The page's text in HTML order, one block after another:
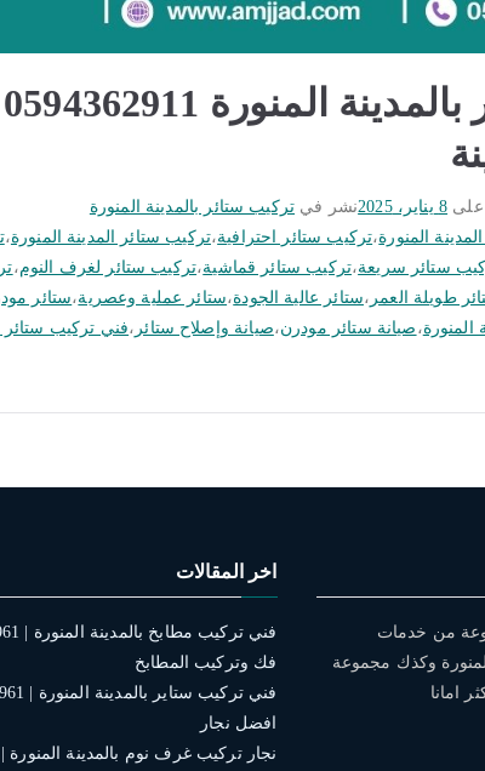
8 يناير، 2025 نشر في تركيب ستائر بالمدينة المنورة
المنورة،تركيب ستائر احترافية،تركيب ستائر المدينة المنورة،
ستائر سريعة،تركيب ستائر قماشية،تركيب ستائر لغرف النوم،
طويلة العمر ،ستائر عالية الجودة،ستائر عملية وعصرية،ستائر
المنورة، صيانة ستائر مودرن،صيانة وإصلاح ستائر ،فني تركيب ستائر
من خدمات
وكذك مجموعة
امانا
اخر المقالات
فك وتركيب المطابخ
افضل نجار
نجار تركيب غرف نوم بالمدينة المنورة |